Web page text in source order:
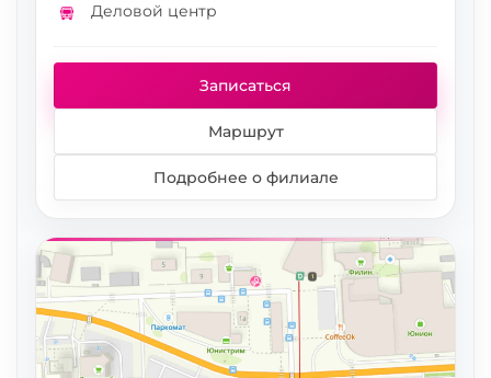
Метро
Деловой центр
Записаться
Маршрут
Подробнее о филиале